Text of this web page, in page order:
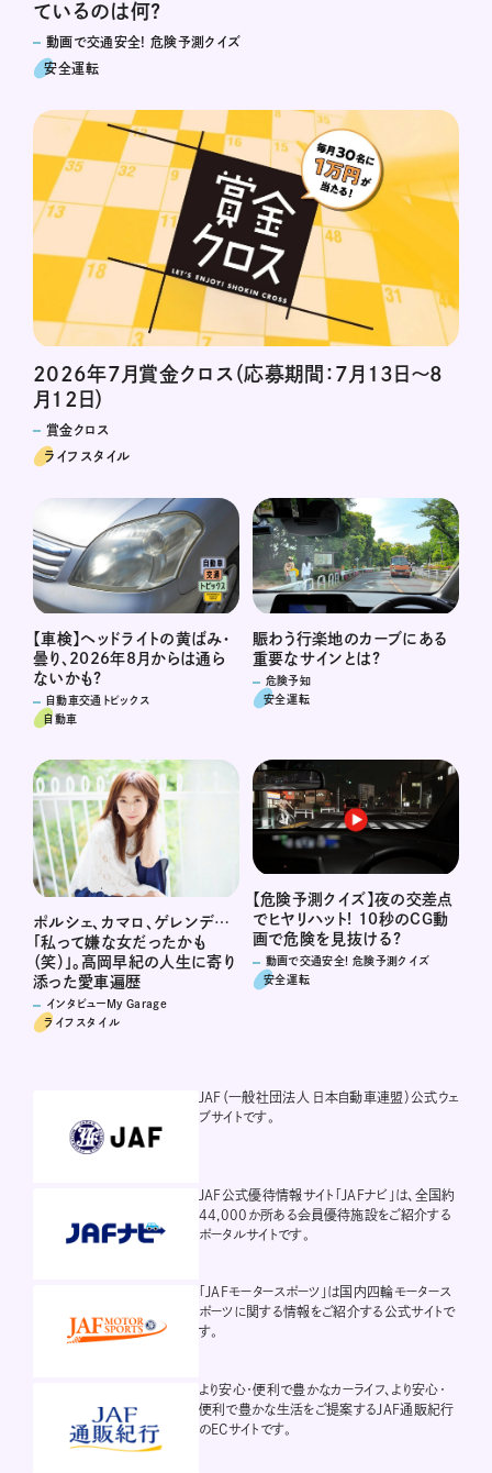
ているのは何?
動画で交通安全! 危険予測クイズ
安全運転
2026年7月賞金クロス（応募期間：7月13日～8
月12日）
賞金クロス
ライフスタイル
【車検】ヘッドライトの黄ばみ・
曇り、2026年8月からは通ら
ないかも?
自動車交通トピックス
自動車
賑わう行楽地のカーブにある
重要なサインとは?
危険予知
安全運転
ポルシェ、カマロ、ゲレンデ…
「私って嫌な女だったかも
（笑）」。高岡早紀の人生に寄り
添った愛車遍歴
インタビューMy Garage
ライフスタイル
【危険予測クイズ】夜の交差点
でヒヤリハット! 10秒のCG動
画で危険を見抜ける?
動画で交通安全! 危険予測クイズ
安全運転
JAF（一般社団法人 日本自動車連盟）公式ウェ
ブサイトです。
JAF公式優待情報サイト「JAFナビ」は、全国約
44,000か所ある会員優待施設をご紹介する
ポータルサイトです。
「JAFモータースポーツ」は国内四輪モータース
ポーツに関する情報をご紹介する公式サイトで
す。
より安心・便利で豊かなカーライフ、より安心・
便利で豊かな生活をご提案するJAF通販紀行
のECサイトです。